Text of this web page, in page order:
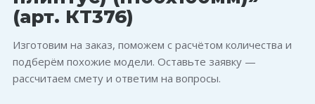
(арт. КT376)
Изготовим на заказ, поможем с расчётом количества и
подберём похожие модели. Оставьте заявку —
рассчитаем смету и ответим на вопросы.